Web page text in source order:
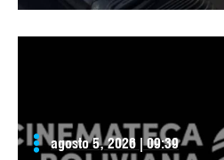
agosto 5, 2026 | 09:39